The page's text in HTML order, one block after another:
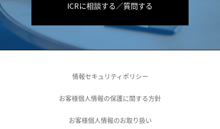
ICRに相談する／質問する
情報セキュリティポリシー
お客様個人情報の保護に関する方針
お客様個人情報のお取り扱い